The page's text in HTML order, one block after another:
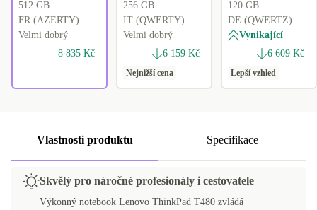
512 GB
FR (AZERTY)
Velmi dobrý
8 835 Kč
256 GB
IT (QWERTY)
Velmi dobrý
6 159 Kč
Nejnižší cena
120 GB
DE (QWERTZ)
Vynikající
6 609 Kč
Lepší vzhled
Vlastnosti produktu Specifikace
Skvělý pro náročné profesionály i cestovatele
Výkonný notebook Lenovo ThinkPad T480 zvládá